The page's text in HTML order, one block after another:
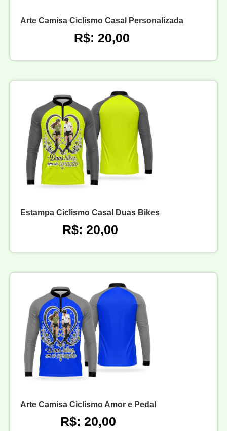
Arte Camisa Ciclismo Casal Personalizada
R$: 20,00
Estampa Ciclismo Casal Duas Bikes
R$: 20,00
Arte Camisa Ciclismo Amor e Pedal
R$: 20,00